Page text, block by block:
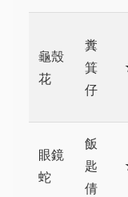
龜殼
花
糞
箕
仔
眼鏡
蛇
飯
匙
倩